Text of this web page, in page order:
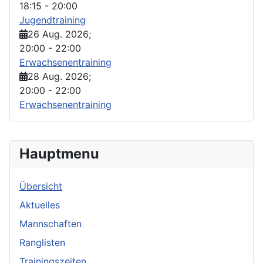
Hauptmenu
Übersicht
Aktuelles
Mannschaften
Ranglisten
18:15 - 20:00
Jugendtraining
26 Aug. 2026;
20:00 - 22:00
Erwachsenentraining
28 Aug. 2026;
20:00 - 22:00
Erwachsenentraining